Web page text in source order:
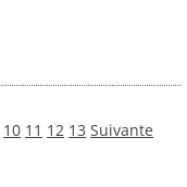
10 11 12 13 Suivante